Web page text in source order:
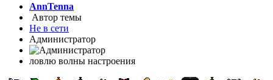
AnnTenna
Автор темы
Не в сети
Администратор
ловлю волны настроения